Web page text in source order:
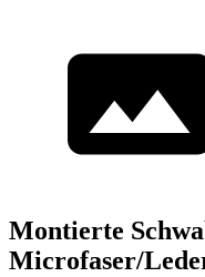
Montierte
Microfaser/